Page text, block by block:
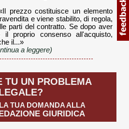
prezzo costituisce un elemento
e viene stabilito, di regola,
parti del contratto. Se dopo aver
il proprio consenso all'acquisto,
il...»
a leggere)
TU UN PROBLEMA
TUA DOMANDA ALLA
GIURIDICA